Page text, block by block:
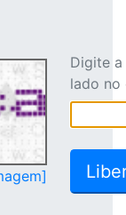
Digite
lado no